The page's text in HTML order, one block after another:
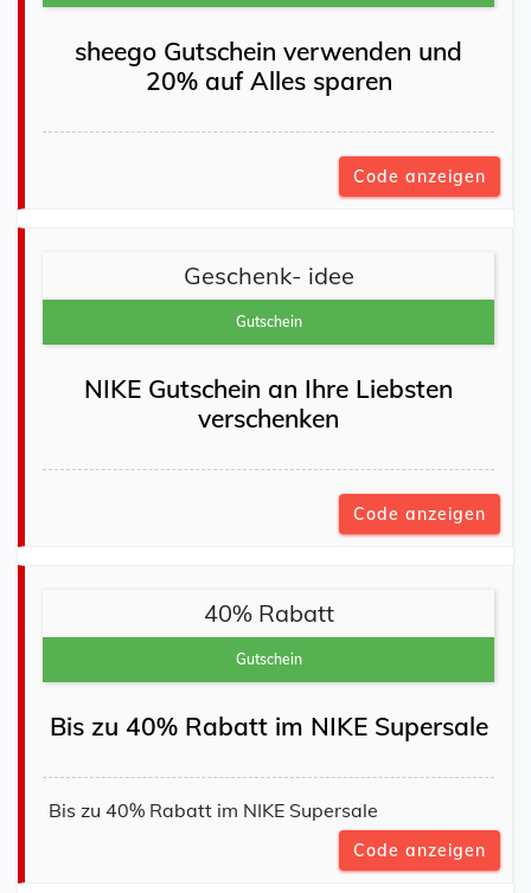
sheego Gutschein verwenden und
20% auf Alles sparen
Code anzeigen
Geschenk- idee
Gutschein
NIKE Gutschein an Ihre Liebsten
verschenken
Code anzeigen
40% Rabatt
Gutschein
Bis zu 40% Rabatt im NIKE Supersale
Bis zu 40% Rabatt im NIKE Supersale
Code anzeigen